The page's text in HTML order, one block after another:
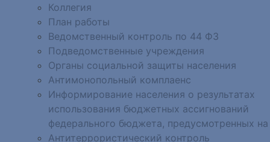
Коллегия
План работы
Ведомственный контроль по 44 ФЗ
Подведомственные учреждения
Органы социальной защиты населения
Антимонопольный комплаенс
Информирование населения о результатах
использования бюджетных ассигнований
федерального бюджета, предусмотренных на
Антитеррористический контроль